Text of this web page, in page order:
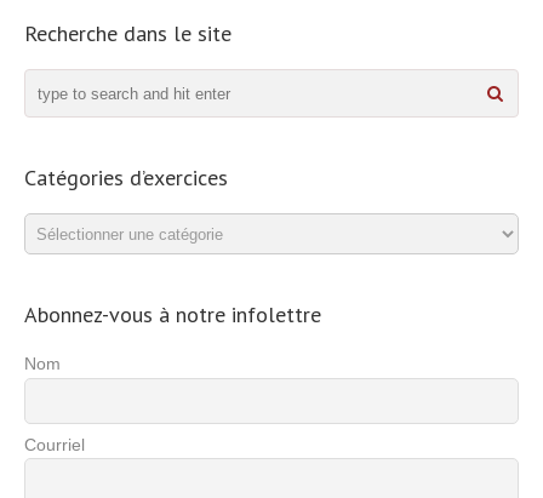
Recherche dans le site
Catégories d’exercices
Catégories
d’exercices
Abonnez-vous à notre infolettre
Nom
Courriel